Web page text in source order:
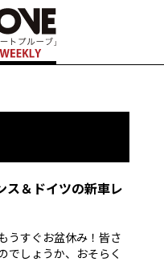
ス＆ドイツの新車レ
うすぐお盆休み！皆さ
でしょうか、おそらく